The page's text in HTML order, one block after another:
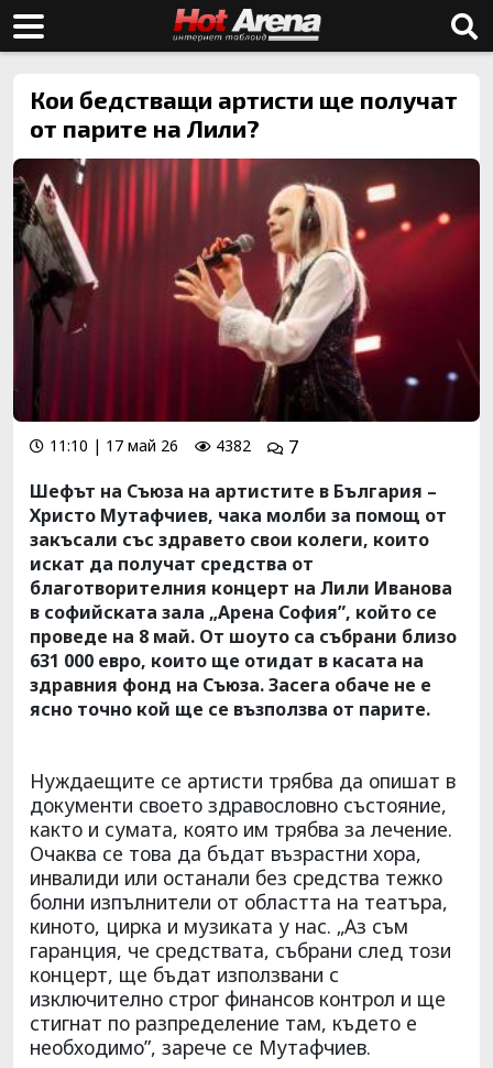
Кои бедстващи артисти ще получат
от парите на Лили?
11:10 | 17 май 26 4382
7
Шефът на Съюза на артистите в България –
Христо Мутафчиев, чака молби за помощ от
закъсали със здравето свои колеги, които
искат да получат средства от
благотворителния концерт на Лили Иванова
в софийската зала „Арена София”, който се
проведе на 8 май. От шоуто са събрани близо
631 000 евро, които ще отидат в касата на
здравния фонд на Съюза. Засега обаче не е
ясно точно кой ще се възползва от парите.
Нуждаещите се артисти трябва да опишат в
документи своето здравословно състояние,
както и сумата, която им трябва за лечение.
Очаква се това да бъдат възрастни хора,
инвалиди или останали без средства тежко
болни изпълнители от областта на театъра,
киното, цирка и музиката у нас. „Аз съм
гаранция, че средствата, събрани след този
концерт, ще бъдат използвани с
изключително строг финансов контрол и ще
стигнат по разпределение там, където е
необходимо”, зарече се Мутафчиев.